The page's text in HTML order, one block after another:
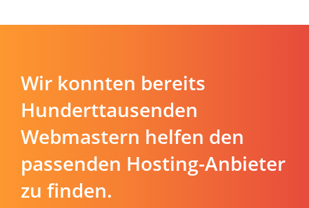
Wir konnten bereits
Hunderttausenden
Webmastern helfen den
passenden Hosting-Anbieter
zu finden.